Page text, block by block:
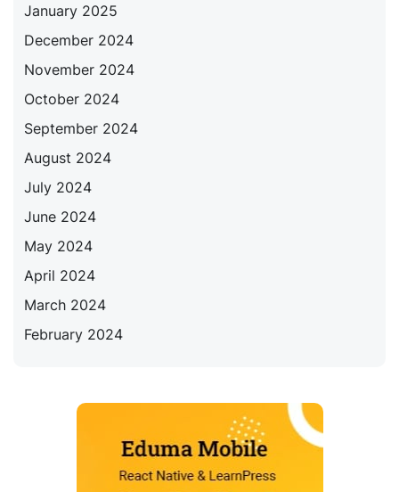
January 2025
December 2024
November 2024
October 2024
September 2024
August 2024
July 2024
June 2024
May 2024
April 2024
March 2024
February 2024